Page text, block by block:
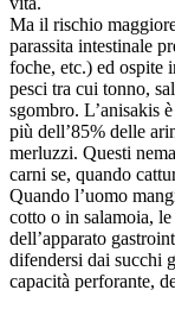
Ma il rischio
parassita intestinale
foche, etc.) ed ospite
pesci tra cui tonno,
sgombro. L’anisakis
più dell’85% delle
merluzzi. Questi
carni se, quando
Quando l’uomo
cotto o in salamoia,
dell’apparato
difendersi dai succhi
capacità perforante,